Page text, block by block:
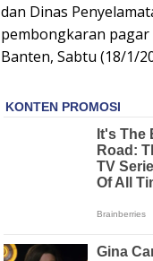
dan Dinas
pembongkaran
Banten, Sabtu (18/1/